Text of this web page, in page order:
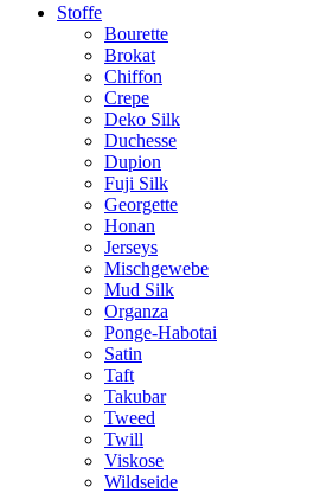
Stoffe
Bourette
Brokat
Chiffon
Crepe
Deko Silk
Duchesse
Dupion
Fuji Silk
Georgette
Honan
Jerseys
Mischgewebe
Mud Silk
Organza
Ponge-Habotai
Satin
Taft
Takubar
Tweed
Twill
Viskose
Wildseide